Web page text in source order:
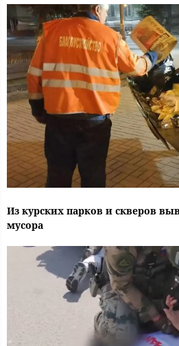
Из курских парков и скверов
мусора